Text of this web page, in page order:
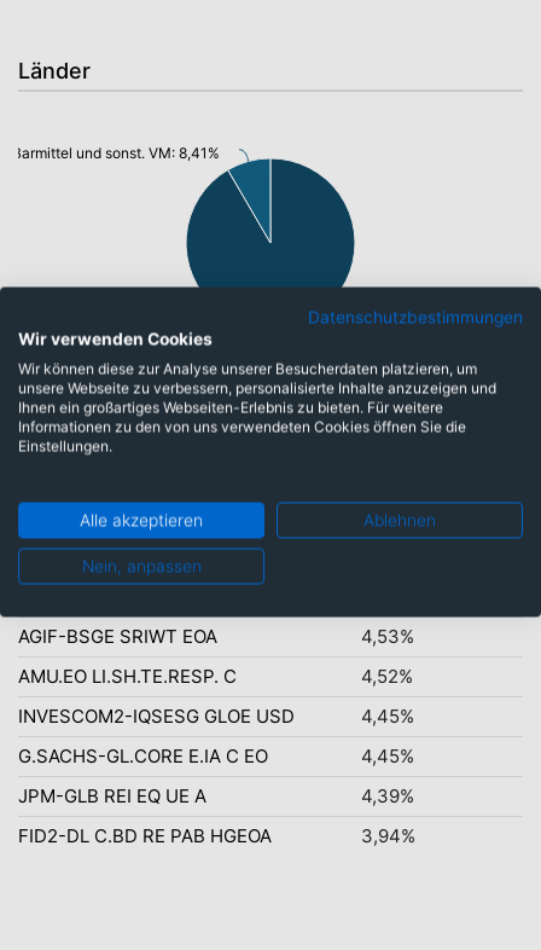
Länder
Barmittel und sonst. VM: 8,41%
Top-Ten Titel
SISF QEP GL CORE C ACC
4,79%
GREENSTARS OPPORT. RA
AGIF-BSGE SRIWT EOA
4,53%
AMU.EO LI.SH.TE.RESP. C
4,52%
INVESCOM2-IQSESG GLOE USD
4,45%
G.SACHS-GL.CORE E.IA C EO
4,45%
JPM-GLB REI EQ UE A
4,39%
FID2-DL C.BD RE PAB HGEOA
3,94%
Datenschutzbestimmungen
Wir verwenden Cookies
Wir können diese zur Analyse unserer Besucherdaten platzieren, um
unsere Webseite zu verbessern, personalisierte Inhalte anzuzeigen und
Ihnen ein großartiges Webseiten-Erlebnis zu bieten. Für weitere
Informationen zu den von uns verwendeten Cookies öffnen Sie die
Einstellungen.
Alle akzeptieren Ablehnen
Nein, anpassen